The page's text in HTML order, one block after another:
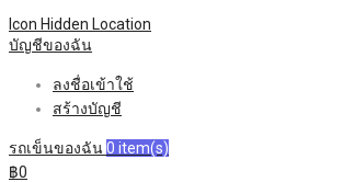
Icon Hidden Location
บัญชีของฉัน
ลงชื่อเข้าใช้
สร้างบัญชี
รถเข็นของฉัน0 item(s)
฿0